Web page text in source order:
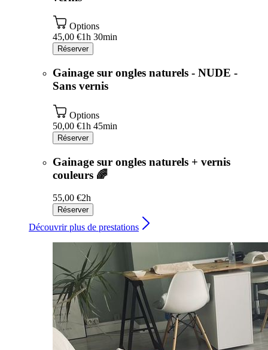
Options
45,00 €1h 30min
Réserver
Gainage sur ongles naturels - NUDE -
Sans vernis
Options
50,00 €1h 45min
Réserver
Gainage sur ongles naturels + vernis
couleurs 🌈
55,00 €2h
Réserver
Découvrir plus de prestations